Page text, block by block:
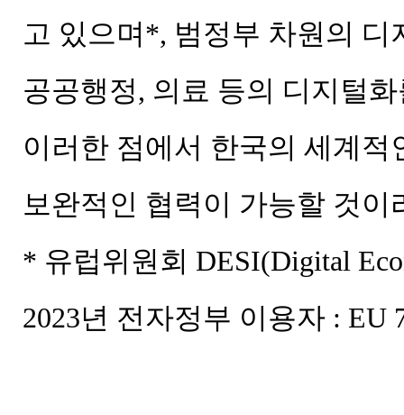
고 있으며*, 범정부 차원의 디
공공행정, 의료 등의 디지털
이러한 점에서 한국의 세계
보완적인 협력이 가능할 것이
* 유럽위원회 DESI(Digital
2023년 전자정부 이용자 : EU